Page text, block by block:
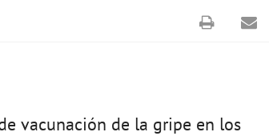
vacunación de la gripe en los